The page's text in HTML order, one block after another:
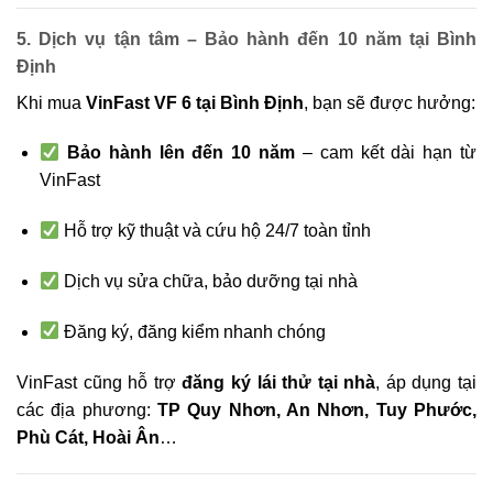
5. Dịch vụ tận tâm – Bảo hành đến 10 năm tại Bình
Định
Khi mua VinFast VF 6 tại Bình Định, bạn sẽ được hưởng:
Bảo hành lên đến 10 năm – cam kết dài hạn từ
VinFast
Hỗ trợ kỹ thuật và cứu hộ 24/7 toàn tỉnh
Dịch vụ sửa chữa, bảo dưỡng tại nhà
Đăng ký, đăng kiểm nhanh chóng
VinFast cũng hỗ trợđăng ký lái thử tại nhà, áp dụng tại
các địa phương: TP Quy Nhơn, An Nhơn, Tuy Phước,
Phù Cát, Hoài Ân…